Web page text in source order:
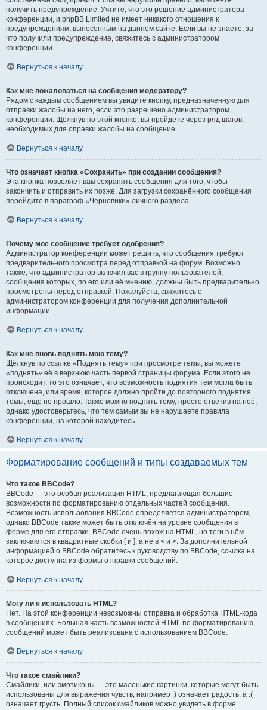
получить предупреждение. Учтите, что это решение администратора
конференции, и phpBB Limited не имеет никакого отношения к
предупреждениям, вынесенным на данном сайте. Если вы не знаете, за
что получили предупреждение, свяжитесь с администратором
конференции.
Вернуться к началу
Как мне пожаловаться на сообщения модератору?
Рядом с каждым сообщением вы увидите кнопку, предназначенную для
отправки жалобы на него, если это разрешено администратором
конференции. Щёлкнув по этой кнопке, вы пройдёте через ряд шагов,
необходимых для оправки жалобы на сообщение.
Вернуться к началу
Что означает кнопка «Сохранить» при создании сообщения?
Эта кнопка позволяет вам сохранять сообщения для того, чтобы
закончить и отправить их позже. Для загрузки сохранённого сообщения
перейдите в параграф «Черновики» личного раздела.
Вернуться к началу
Почему моё сообщение требует одобрения?
Администратор конференции может решить, что сообщения требуют
предварительного просмотра перед отправкой на форум. Возможно
также, что администратор включил вас в группу пользователей,
сообщения которых, по его или её мнению, должны быть предварительно
просмотрены перед отправкой. Пожалуйста, свяжитесь с
администратором конференции для получения дополнительной
информации.
Вернуться к началу
Как мне вновь поднять мою тему?
Щёлкнув по ссылке «Поднять тему» при просмотре темы, вы можете
«поднять» её в верхнюю часть первой страницы форума. Если этого не
происходит, то это означает, что возможность поднятия тем могла быть
отключена, или время, которое должно пройти до повторного поднятия
темы, ещё не прошло. Также можно поднять тему, просто ответив на неё,
однако удостоверьтесь, что тем самым вы не нарушаете правила
конференции, на которой находитесь.
Вернуться к началу
Форматирование сообщений и типы создаваемых тем
Что такое BBCode?
BBCode — это особая реализация HTML, предлагающая большие
возможности по форматированию отдельных частей сообщения.
Возможность использования BBCode определяется администратором,
однако BBCode также может быть отключён на уровне сообщения в
форме для его отправки. BBCode очень похож на HTML, но теги в нём
заключаются в квадратные скобки [ и ], а не в < и >. За дополнительной
информацией о BBCode обратитесь к руководству по BBCode, ссылка на
которое доступна из формы отправки сообщений.
Вернуться к началу
Могу ли я использовать HTML?
Нет. На этой конференции невозможны отправка и обработка HTML-кода
в сообщениях. Большая часть возможностей HTML по форматированию
сообщений может быть реализована с использованием BBCode.
Вернуться к началу
Что такое смайлики?
Смайлики, или эмотиконы — это маленькие картинки, которые могут быть
использованы для выражения чувств, например :) означает радость, а :(
означает грусть. Полный список смайликов можно увидеть в форме